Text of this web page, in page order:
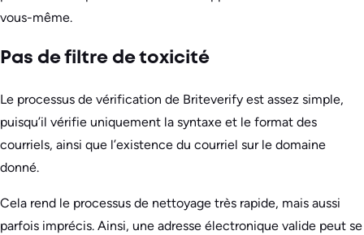
vous-même.
Pas de filtre de toxicité
Le processus de vérification de Briteverify est assez simple,
puisqu’il vérifie uniquement la syntaxe et le format des
courriels, ainsi que l’existence du courriel sur le domaine
donné.
Cela rend le processus de nettoyage très rapide, mais aussi
parfois imprécis. Ainsi, une adresse électronique valide peut se